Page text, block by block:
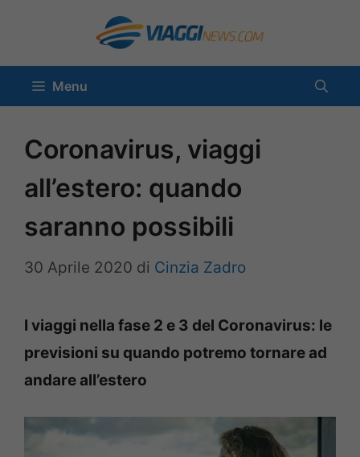
contenuto
Menu
Coronavirus, viaggi
all’estero: quando
saranno possibili
30 Aprile 2020 di Cinzia Zadro
I viaggi nella fase 2 e 3 del Coronavirus: le
previsioni su quando potremo tornare ad
andare all’estero